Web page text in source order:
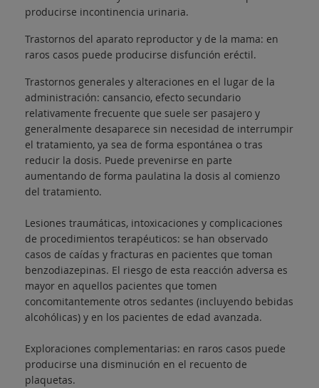
producirse incontinencia urinaria.
Trastornos del aparato reproductor y de la mama: en
raros casos puede producirse disfunción eréctil.
Trastornos generales y alteraciones en el lugar de la
administración: cansancio, efecto secundario
relativamente frecuente que suele ser pasajero y
generalmente desaparece sin necesidad de interrumpir
el tratamiento, ya sea de forma espontánea o tras
reducir la dosis. Puede prevenirse en parte
aumentando de forma paulatina la dosis al comienzo
del tratamiento.
Lesiones traumáticas, intoxicaciones y complicaciones
de procedimientos terapéuticos: se han observado
casos de caídas y fracturas en pacientes que toman
benzodiazepinas. El riesgo de esta reacción adversa es
mayor en aquellos pacientes que tomen
concomitantemente otros sedantes (incluyendo bebidas
alcohólicas) y en los pacientes de edad avanzada.
Exploraciones complementarias: en raros casos puede
producirse una disminución en el recuento de
plaquetas.